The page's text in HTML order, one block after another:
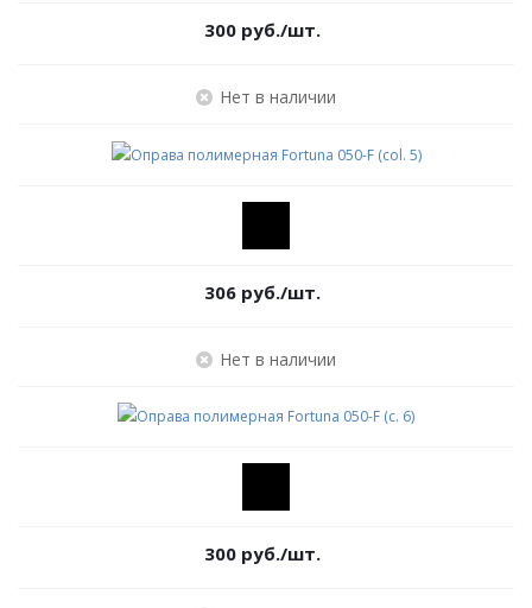
300руб./шт.
Нет в наличии
306руб./шт.
Нет в наличии
300руб./шт.